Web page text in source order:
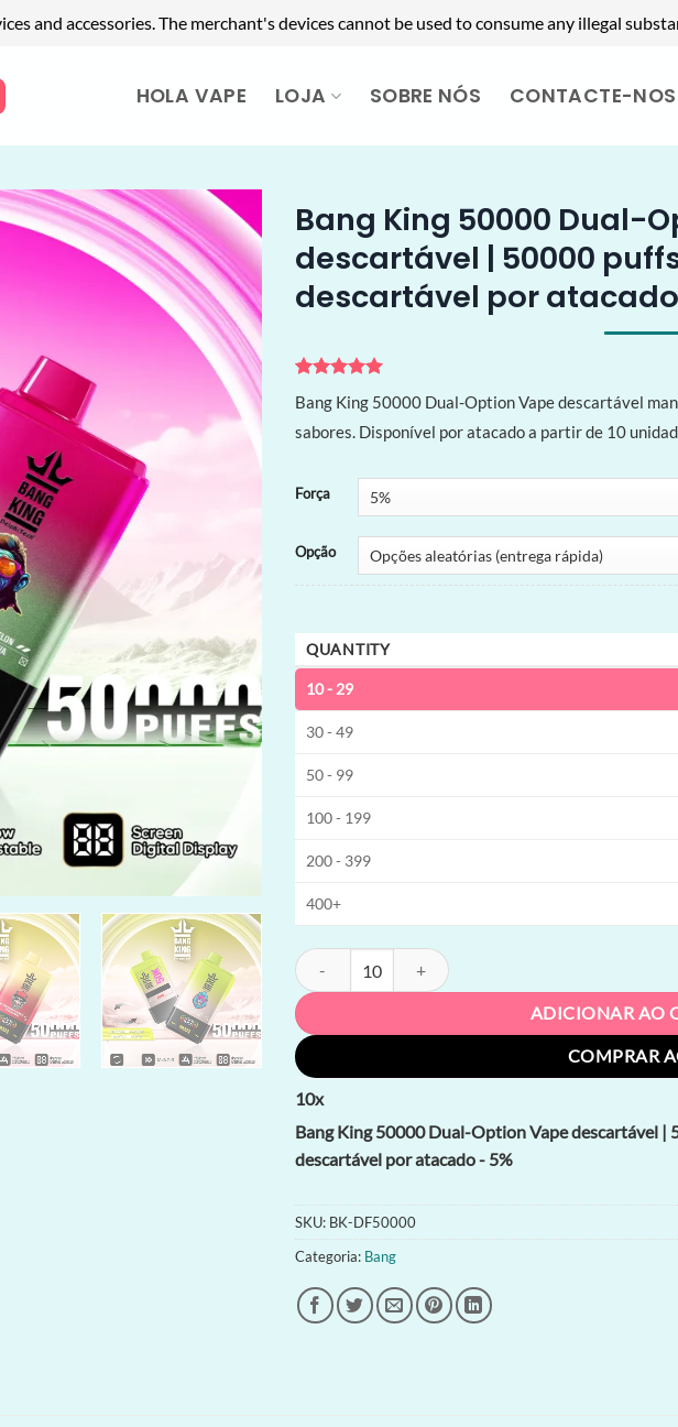
and accessories. The merchant's devices cannot be used to consume any illegal
HOLA VAPE LOJA SOBRE NÓS CONTACTE-NOS
Bang King 50000 Dual-
descartável | 50000
descartável por atacado
como5de
5, com
baseado em
de clientes
Bang King 50000 Dual-Option Vape descartável
sabores. Disponível por atacado a partir de 10
Força
Opção
QUANTITY
10 - 29
30 - 49
50 - 99
100 - 199
200 - 399
400+
Bang King 50000 Dual-Option Vape descartável |
ADICIONAR AO
COMPRAR
10x
Bang King 50000 Dual-Option Vape descartável |
descartável por atacado - 5%
SKU: BK-DF50000
Categoria: Bang